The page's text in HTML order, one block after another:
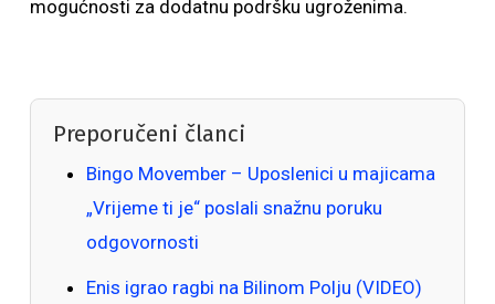
mogućnosti za dodatnu podršku ugroženima.
Preporučeni članci
Bingo Movember – Uposlenici u majicama
„Vrijeme ti je“ poslali snažnu poruku
odgovornosti
Enis igrao ragbi na Bilinom Polju (VIDEO)